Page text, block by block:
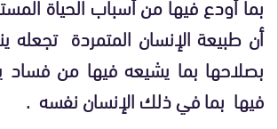
أن طبيعة الإنسان المتمردة تجعله
بصلاحها بما يشيعه فيها من
فيها بما في ذلك الإنسان نفسه .